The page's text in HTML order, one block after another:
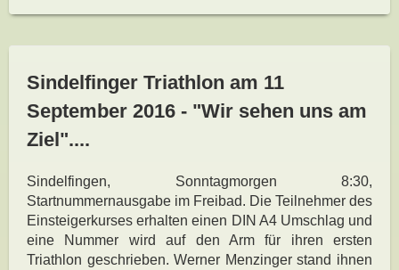
Sindelfinger Triathlon am 11
September 2016 - "Wir sehen uns am
Ziel"....
Sindelfingen, Sonntagmorgen 8:30,
Startnummernausgabe im Freibad. Die Teilnehmer des
Einsteigerkurses erhalten einen DIN A4 Umschlag und
eine Nummer wird auf den Arm für ihren ersten
Triathlon geschrieben. Werner Menzinger stand ihnen